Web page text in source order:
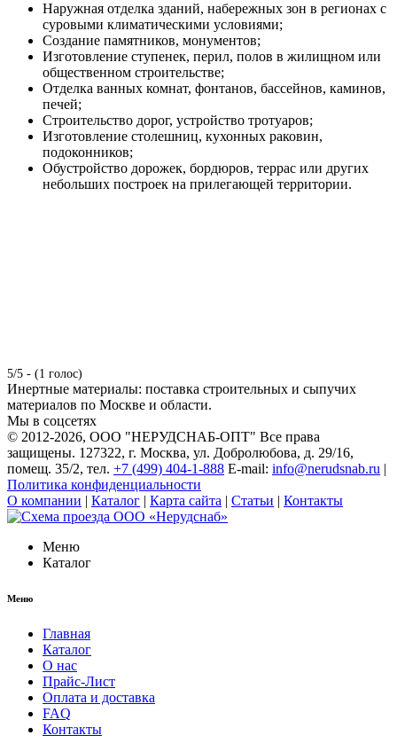
Наружная отделка зданий, набережных зон в регионах с
суровыми климатическими условиями;
Создание памятников, монументов;
Изготовление ступенек, перил, полов в жилищном или
общественном строительстве;
Отделка ванных комнат, фонтанов, бассейнов, каминов,
печей;
Строительство дорог, устройство тротуаров;
Изготовление столешниц, кухонных раковин,
подоконников;
Обустройство дорожек, бордюров, террас или других
небольших построек на прилегающей территории.
5/5 - (1 голос)
Инертные материалы: поставка строительных и сыпучих
материалов по Москве и области.
Мы в соцсетях
© 2012-2026, ООО "НЕРУДСНАБ-ОПТ" Все права
защищены. 127322, г. Москва, ул. Добролюбова, д. 29/16,
помещ. 35/2, тел. +7 (499) 404-1-888 E-mail: info@nerudsnab.ru |
Политика конфиденциальности
О компании | Каталог | Карта сайта | Статьи | Контакты
Меню
Каталог
Меню
Главная
Каталог
О нас
Прайс-Лист
Оплата и доставка
FAQ
Контакты